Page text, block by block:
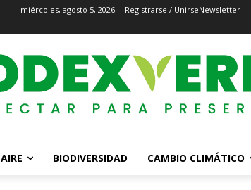
miércoles, agosto 5, 2026 Registrarse / UnirseNewsletter
AIRE BIODIVERSIDAD CAMBIO CLIMÁTICO